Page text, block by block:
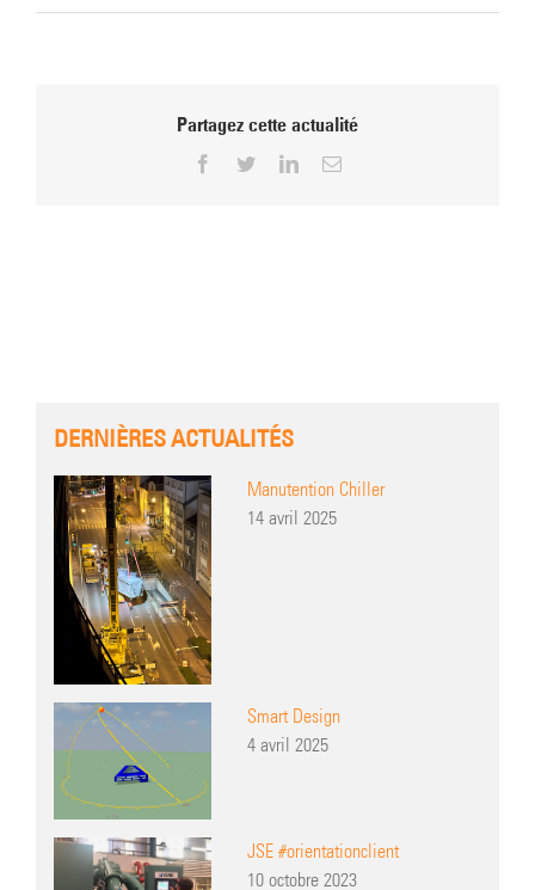
Partagez cette actualité
Facebook
TwitterLinkedInEmail
DERNIÈRES ACTUALITÉS
Manutention Chiller
14 avril 2025
Smart Design
4 avril 2025
JSE #orientationclient
10 octobre 2023